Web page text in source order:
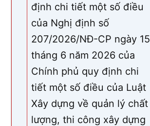
định chi tiết một số điều
của Nghị định số
207/2026/NĐ-CP ngày 15
tháng 6 năm 2026 của
Chính phủ quy định chi
tiết một số điều của Luật
Xây dựng về quản lý chất
lượng, thi công xây dựng